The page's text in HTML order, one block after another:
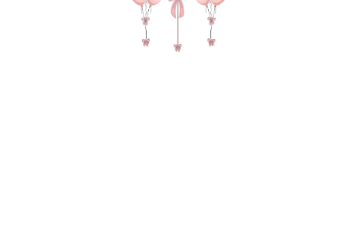
№ 4673 Набор шаров для мужчины "Не муж, а
золото" в цвете голубой, крем и серый